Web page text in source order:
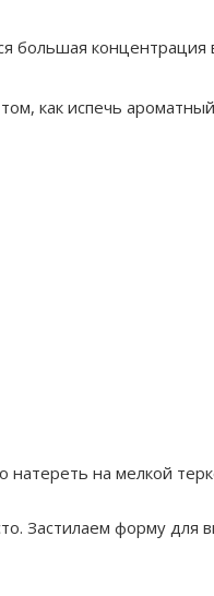
большая концентрация
как испечь
на мелкой
Застилаем форму для